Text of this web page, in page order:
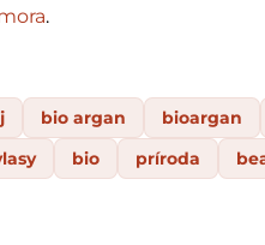
.
bio argan bioargan
bio príroda